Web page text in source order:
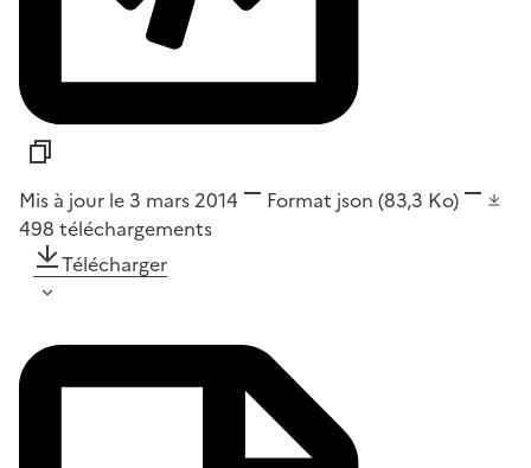
Mis à jour le 3 mars 2014 Format json (83,3 Ko)
498 téléchargements
Télécharger